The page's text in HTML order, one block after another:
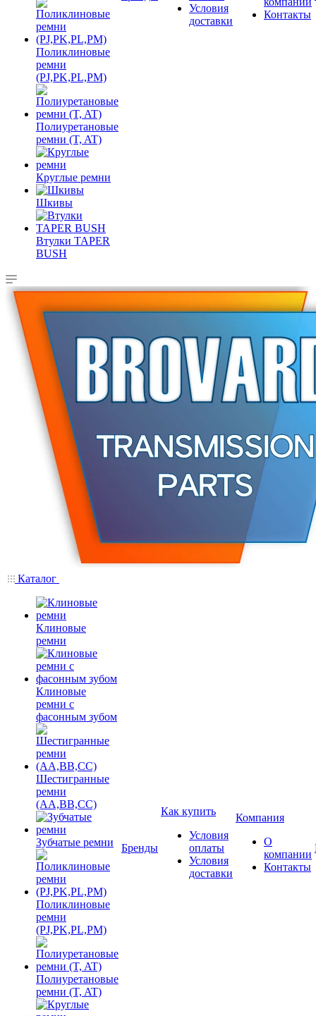
Поликлиновые
ремни
(PJ,PK,PL,PM)
Полиуретановые
ремни (T, AT)
Круглые ремни
Шкивы
Втулки TAPER
BUSH
Условия
доставки
Контакты
Каталог
Клиновые
ремни
Клиновые
ремни с
фасонным зубом
Шестигранные
ремни
(AA,BB,CC)
Зубчатые ремни
Поликлиновые
ремни
(PJ,PK,PL,PM)
Полиуретановые
ремни (T, AT)
Бренды
Как купить
Условия
оплаты
Условия
доставки
Компания
О
компании
Контакты